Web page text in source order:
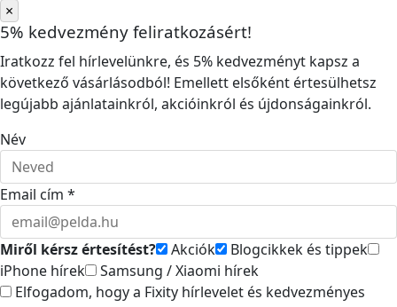
×
5% kedvezmény feliratkozásért!
Iratkozz fel hírlevelünkre, és 5% kedvezményt kapsz a
következő vásárlásodból! Emellett elsőként értesülhetsz
legújabb ajánlatainkról, akcióinkról és újdonságainkról.
Név
Email cím *
Miről kérsz értesítést? Akciók
Blogcikkek és tippek
iPhone hírek
Samsung / Xiaomi hírek
Elfogadom, hogy a Fixity hírlevelet és kedvezményes